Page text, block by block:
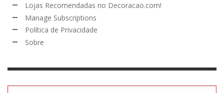
Lojas Recomendadas no Decoracao.com!
Manage Subscriptions
Política de Privacidade
Sobre